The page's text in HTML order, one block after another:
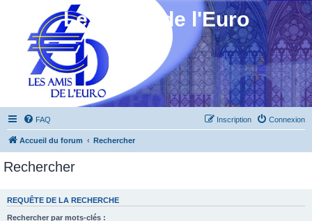
Les Amis de l'Euro
FAQ Connexion
Inscription
Accueil du forum Rechercher
Rechercher
REQUÊTE DE LA RECHERCHE
Rechercher par mots-clés :